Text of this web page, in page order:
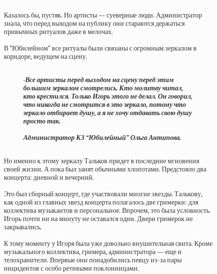
Казалось бы, пустяк. Но артисты — суеверные люди. Администратор
знала, что перед выходом на публику они стараются держаться
привычных ритуалов даже в мелочах.
В “Юбилейном” все ритуалы были связаны с огромным зеркалом в
коридоре, ведущем на сцену.
-Все артисты перед выходом на сцену перед этим
большим зеркалом смотрелись. Кто молитву читал,
кто крестился. Только Игорь этого не делал. Он говорил,
что никогда не смотрится в это зеркало, потому что
зеркало отбирает душу, а я не хочу отдавать свою душу
просто так.
Администратор КЗ “Юбилейный” Ольга Антипова.
Но именно к этому зеркалу Тальков придет в последние мгновения
своей жизни. А пока был занят обычными хлопотами. Предстояло два
концерта: дневной и вечерний.
Это был сборный концерт, где участвовали многие звезды. Талькову,
как одной из главных звезд концерта полагалось две гримерки: для
коллектива музыкантов и персональное. Впрочем, это была условность.
Игорь почти ни на минуту не оставался один. Двери гримерок не
закрывались.
К тому моменту у Игоря была уже довольно внушительная свита. Кроме
музыкального коллектива, гримера, администратора — еще и
телохранители. Впервые они понадобились певцу из-за пары
инцидентов с особо ретивыми поклонницами.